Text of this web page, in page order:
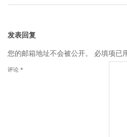
发表回复
您的邮箱地址不会被公开。
必填项已
评论 *